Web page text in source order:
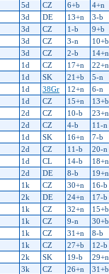
5d CZ 6+b 4+n
3d DE 13+n 3-b
3d CZ 1-b 9+b
3d CZ 3-n 10+b
3d CZ 2-b 14+n
1d CZ 17+n 22+n
1d SK 21+b 5-n
1d 38Gr 12+n 6-n
1d CZ 15+n 13+b
2d CZ 10-b 23+n
2d CZ 4-b 11-n
1d SK 16+n 7-b
2d CZ 11-b 20-n
1d CL 14-b 18+n
2d DE 8-b 19+n
1k CZ 30+n 16-b
2k DE 24+n 17-b
1k CZ 32+n 15+b
1k CZ 9-n 30+b
1k CZ 31+n 8-b
1k CZ 27+b 12-b
2k SK 19-b 29+n
3k CZ 26+n 31+b